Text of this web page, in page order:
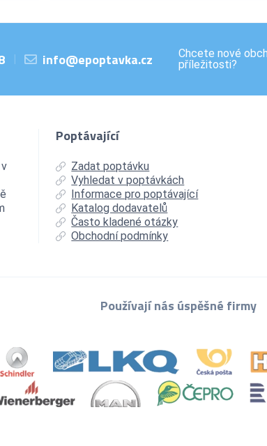
| info@epoptavka.cz
Chcete nové
příležitosti?
Poptávající
Zadat poptávku
Vyhledat v poptávkách
Informace pro poptávající
Katalog dodavatelů
Často kladené otázky
Obchodní podmínky
Používají nás úspěšné firmy